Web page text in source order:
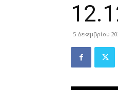
5 Δεκεμβρίου